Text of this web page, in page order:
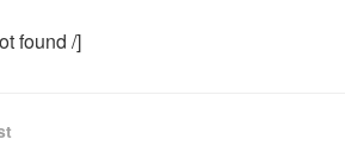
found /]